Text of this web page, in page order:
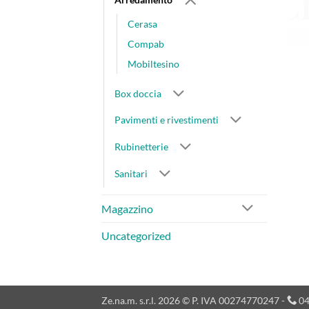
Cerasa
Compab
Mobiltesino
Box doccia
Pavimenti e rivestimenti
Rubinetterie
Sanitari
Magazzino
Uncategorized
Ze.na.m. s.r.l. 2026 © P. IVA 00274770247 -